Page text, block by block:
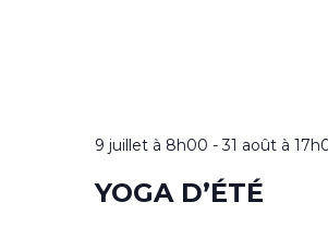
9 juillet à 8h00 -31 août à
YOGA D’ÉTÉ